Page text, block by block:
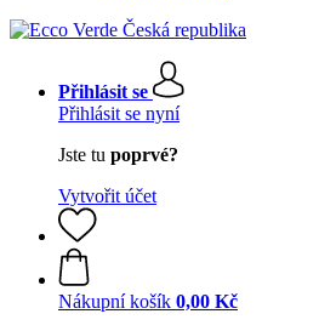
Přihlásit se
Přihlásit se nyní
Jste tu poprvé?
Vytvořit účet
Nákupní košík 0,00 Kč